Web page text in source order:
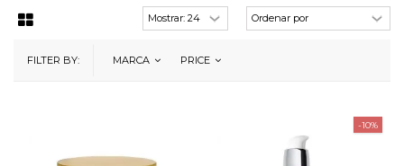
FILTER BY: MARCA PRICE
-10%